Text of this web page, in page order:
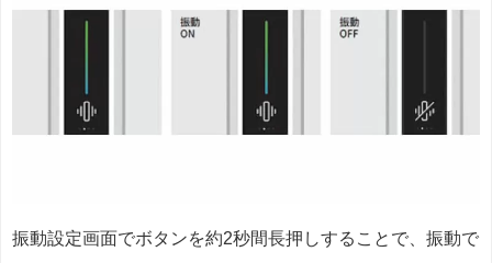
振動設定画面でボタンを約2秒間長押しすることで、振動で